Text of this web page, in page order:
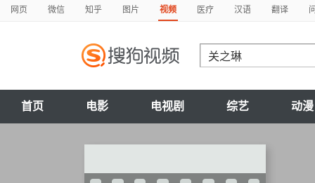
网页 微信 知乎 图片 视频 医疗 汉语 翻译
首页 电影 电视剧 综艺 动漫